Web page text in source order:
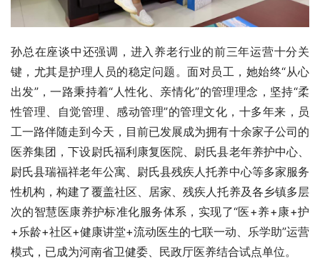
孙总在座谈中还强调，进入养老行业的前三年运营十分关
键，尤其是护理人员的稳定问题。面对员工，她始终“从心
出发”，一路秉持着“人性化、亲情化”的管理理念，坚持“柔
性管理、自觉管理、感动管理”的管理文化，十多年来，员
工一路伴随走到今天，目前已发展成为拥有十余家子公司的
医养集团，下设尉氏福利康复医院、尉氏县老年养护中心、
尉氏县瑞福祥老年公寓、尉氏县残疾人托养中心等多家服务
性机构，构建了覆盖社区、居家、残疾人托养及各乡镇多层
次的智慧医康养护标准化服务体系，实现了“医+养+康+护
+乐龄+社区+健康讲堂+流动医生的七联一动、乐学助”运营
模式，已成为河南省卫健委、民政厅医养结合试点单位。